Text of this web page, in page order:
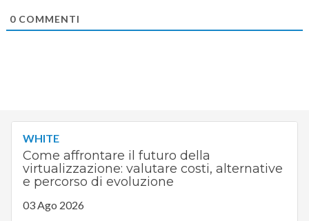
0COMMENTI
WHITE
Come affrontare il futuro della
virtualizzazione: valutare costi, alternative
e percorso di evoluzione
03 Ago 2026